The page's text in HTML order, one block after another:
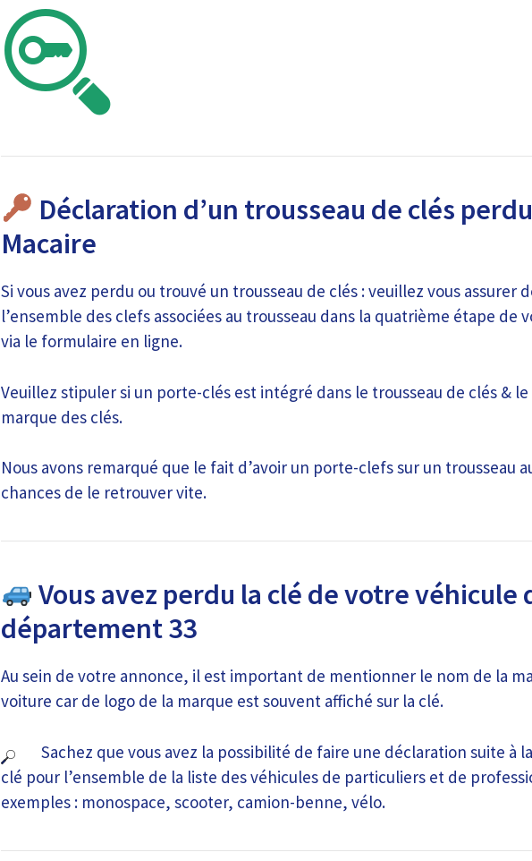
Déclaration d’un trousseau de clés
Macaire
Si vous avez perdu ou trouvé un trousseau de clés : veuillez vous assurer
l’ensemble des clefs associées au trousseau dans la quatrième étape de
via le formulaire en ligne.
Veuillez stipuler si un porte-clés est intégré dans le trousseau de clés &
marque des clés.
Nous avons remarqué que le fait d’avoir un porte-clefs sur un trousseau
chances de le retrouver vite.
Vous avez perdu la clé de votre véhicule
département 33
Au sein de votre annonce, il est important de mentionner le nom de la
voiture car de logo de la marque est souvent affiché sur la clé.
Sachez que vous avez la possibilité de faire une déclaration suite à
clé pour l’ensemble de la liste des véhicules de particuliers et de
exemples : monospace, scooter, camion-benne, vélo.